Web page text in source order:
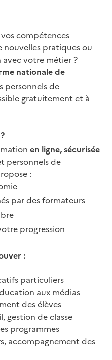
compétences
pratiques ou
votre métier ?
nationale de
personnels de
gratuitement et à
en ligne, sécurisée
personnels de
:
par des formateurs
progression
:
particuliers
aux médias
des élèves
gestion de classe
programmes
accompagnement des